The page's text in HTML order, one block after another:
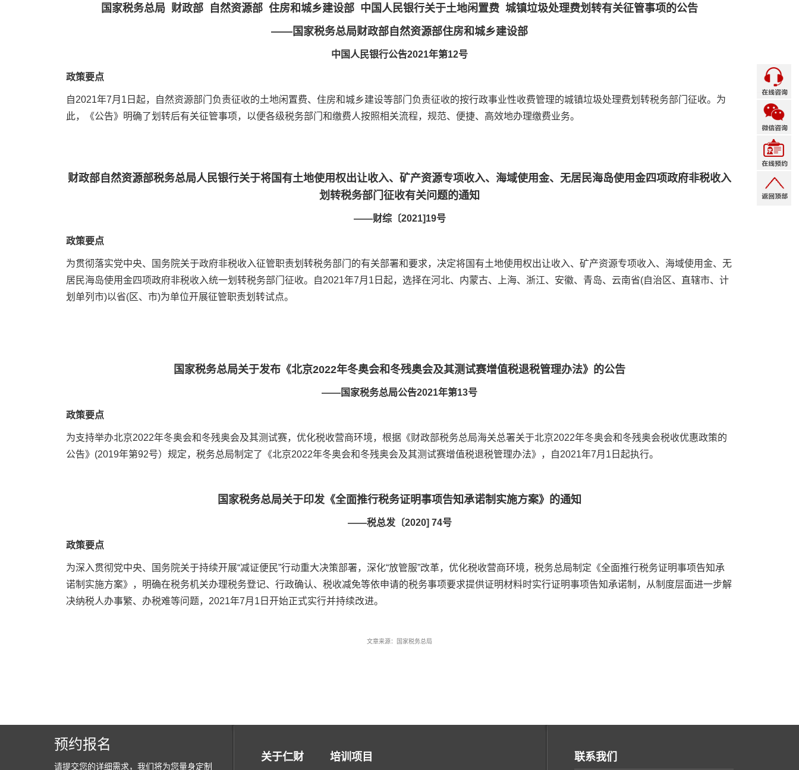
国家税务总局 财政部 自然资源部 住房和城乡建设部 中国人民银行关于土地闲置费 城镇垃圾处理费划转有关征管事项的公告
——国家税务总局财政部自然资源部住房和城乡建设部
中国人民银行公告2021年第12号
政策要点
自2021年7月1日起，自然资源部门负责征收的土地闲置费、住房和城乡建设等部门负责征收的按行政事业性收费管理的城镇垃圾处理费划转税务部门征收。为
此，《公告》明确了划转后有关征管事项，以便各级税务部门和缴费人按照相关流程，规范、便捷、高效地办理缴费业务。
财政部自然资源部税务总局人民银行关于将国有土地使用权出让收入、矿产资源专项收入、海域使用金、无居民海岛使用金四项政府非税收入
划转税务部门征收有关问题的通知
——财综〔2021]19号
政策要点
为贯彻落实党中央、国务院关于政府非税收入征管职责划转税务部门的有关部署和要求，决定将国有土地使用权出让收入、矿产资源专项收入、海域使用金、无
居民海岛使用金四项政府非税收入统一划转税务部门征收。自2021年7月1日起，选择在河北、内蒙古、上海、浙江、安徽、青岛、云南省(自治区、直辖市、计
划单列市)以省(区、市)为单位开展征管职责划转试点。
国家税务总局关于发布《北京2022年冬奥会和冬残奥会及其测试赛增值税退税管理办法》的公告
——国家税务总局公告2021年第13号
政策要点
为支持举办北京2022年冬奥会和冬残奥会及其测试赛，优化税收营商环境，根据《财政部税务总局海关总署关于北京2022年冬奥会和冬残奥会税收优惠政策的
公告》(2019年第92号）规定，税务总局制定了《北京2022年冬奥会和冬残奥会及其测试赛增值税退税管理办法》，自2021年7月1日起执行。
国家税务总局关于印发《全面推行税务证明事项告知承诺制实施方案》的通知
——税总发〔2020] 74号
政策要点
为深入贯彻党中央、国务院关于持续开展“减证便民”行动重大决策部署，深化“放管服”改革，优化税收营商环境，税务总局制定《全面推行税务证明事项告知承
诺制实施方案》，明确在税务机关办理税务登记、行政确认、税收减免等依申请的税务事项要求提供证明材料时实行证明事项告知承诺制，从制度层面进一步解
决纳税人办事繁、办税难等问题，2021年7月1日开始正式实行并持续改进。
文章来源：国家税务总局
预约报名
请提交您的详细需求，我们将为您量身定制
关于仁财 培训项目 联系我们